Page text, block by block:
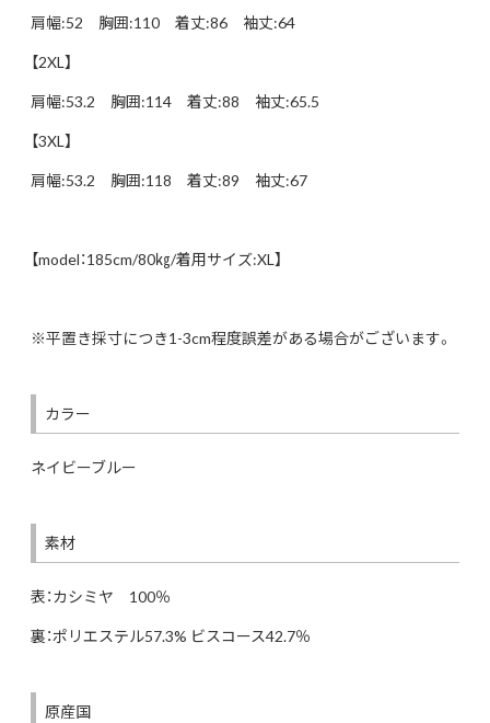
肩幅:52 胸囲:110 着丈:86 袖丈:64
【2XL】
肩幅:53.2 胸囲:114 着丈:88 袖丈:65.5
【3XL】
肩幅:53.2 胸囲:118 着丈:89 袖丈:67
【model：185cm/80㎏/着用サイズ:XL】
※平置き採寸につき1-3cm程度誤差がある場合がございます。
カラー
ネイビーブルー
素材
表：カシミヤ 100％
裏：ポリエステル57.3% ビスコース42.7％
原産国